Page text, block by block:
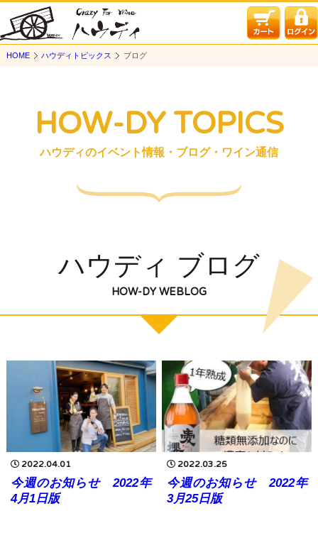
HOME ハウディトピックス ブログ
HOW-DY TOPICS
ハウディのイベント情報・ブログ・ワイン通信
ハウディ ブログ
HOW-DY WEBLOG
2022.04.01
今週のお知らせ 2022年
4月1日版
2022.03.25
今週のお知らせ 2022年
3月25日版